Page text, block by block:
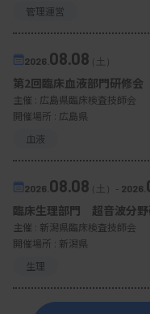
管理運営
2026. 08.08（土）
第2回臨床血液部門研修会
主催 : 広島県臨床検査技師会
開催場所 : 広島県
血液
2026. 08.08（土） - 2026.
臨床生理部門 超音波分野
主催 : 新潟県臨床検査技師会
開催場所 : 新潟県
生理